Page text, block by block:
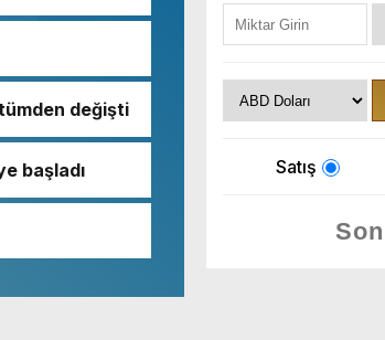
değişti
başladı Satış